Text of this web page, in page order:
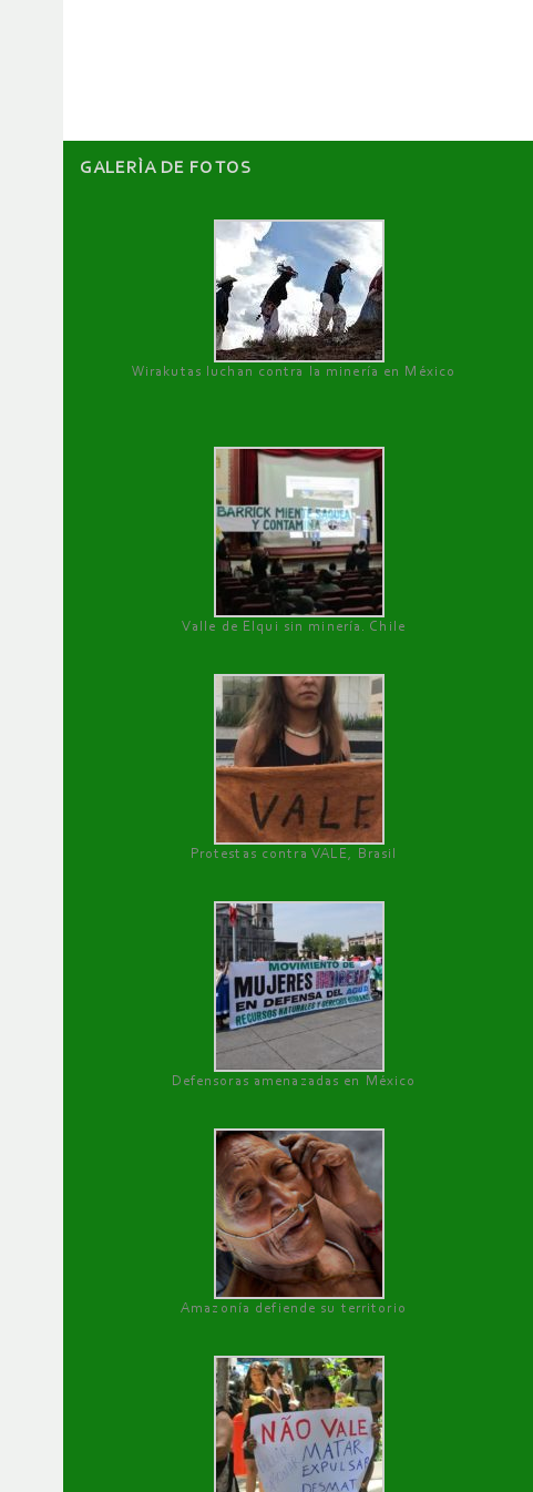
GALERÌA DE FOTOS
Wirakutas luchan contra la minería en México
Valle de Elqui sin minería. Chile
Protestas contra VALE, Brasil
Defensoras amenazadas en México
Amazonía defiende su territorio